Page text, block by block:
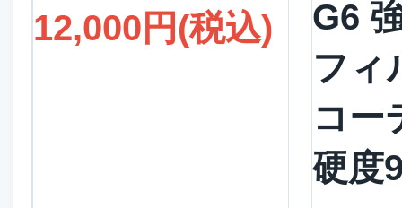
12,000円(税込)
G6
フィ
コー
硬度